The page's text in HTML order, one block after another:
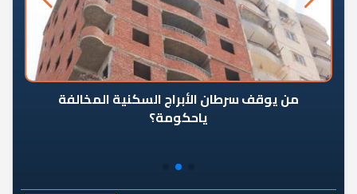
من يوقف سرطان الأبراج السكنية المخالفة
ياحكومة؟